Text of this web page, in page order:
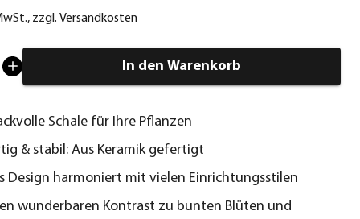
, zzgl. Versandkosten
In den Warenkorb
Schale für Ihre Pflanzen
& stabil: Aus Keramik gefertigt
Design harmoniert mit vielen Einrichtungsstilen
wunderbaren Kontrast zu bunten Blüten und